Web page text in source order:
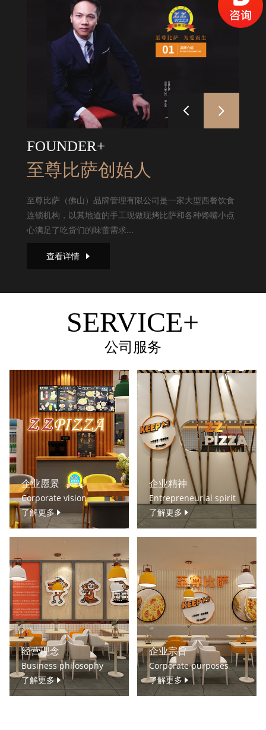
FOUNDER+
至尊比萨创始人
至尊比萨（佛山）品牌管理有限公司是一家大型西餐饮食
连锁机构，以其地道的手工现做现烤比萨和各种馋嘴小点
心满足了吃货们的味蕾需求...
查看详情
SERVICE+
公司服务
企业愿景
Corporate vision
了解更多
企业精神
Entrepreneurial spirit
了解更多
经营理念
Business philosophy
了解更多
企业宗旨
Corporate purposes
了解更多